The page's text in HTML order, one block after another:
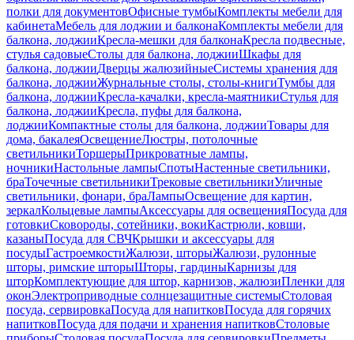
полки для документовОфисные тумбыКомплекты мебели для
кабинетаМебель для лоджии и балконаКомплекты мебели для
балкона, лоджииКресла-мешки для балконаКресла подвесные,
стулья садовыеСтолы для балкона, лоджииШкафы для
балкона, лоджииДверцы жалюзийныеСистемы хранения для
балкона, лоджииЖурнальные столы, столы-книгиТумбы для
балкона, лоджииКресла-качалки, кресла-маятникиСтулья для
балкона, лоджииКресла, пуфы для балкона,
лоджииКомпактные столы для балкона, лоджииТовары для
дома, бакалеяОсвещениеЛюстры, потолочные
светильникиТоршерыПрикроватные лампы,
ночникиНастольные лампыСпотыНастенные светильники,
браТочечные светильникиТрековые светильникиУличные
светильники, фонари, браЛампыОсвещение для картин,
зеркалКольцевые лампыАксессуары для освещенияПосуда для
готовкиСковороды, сотейники, вокиКастрюли, ковши,
казаныПосуда для СВЧКрышки и аксессуары для
посудыГастроемкостиЖалюзи, шторыЖалюзи, рулонные
шторы, римские шторыШторы, гардиныКарнизы для
шторКомплектующие для штор, карнизов, жалюзиПленки для
оконЭлектроприводные солнцезащитные системыСтоловая
посуда, сервировкаПосуда для напитковПосуда для горячих
напитковПосуда для подачи и хранения напитковСтоловые